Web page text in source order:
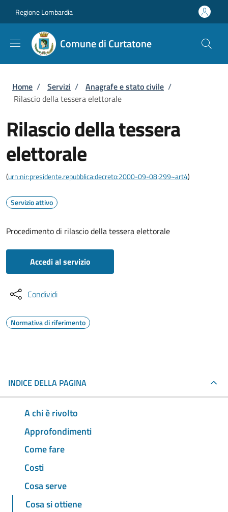
Regione Lombardia
Comune di Curtatone
Briciole di pane
Home / Servizi / Anagrafe e stato civile /
Rilascio della tessera elettorale
Rilascio della tessera
elettorale
(urn:nir:presidente.repubblica:decreto:2000-09-08;299~art4)
Servizio attivo
Procedimento di rilascio della tessera elettorale
Accedi al servizio
Condividi
Normativa di riferimento
INDICE DELLA PAGINA
A chi è rivolto
Approfondimenti
Come fare
Costi
Cosa serve
Cosa si ottiene